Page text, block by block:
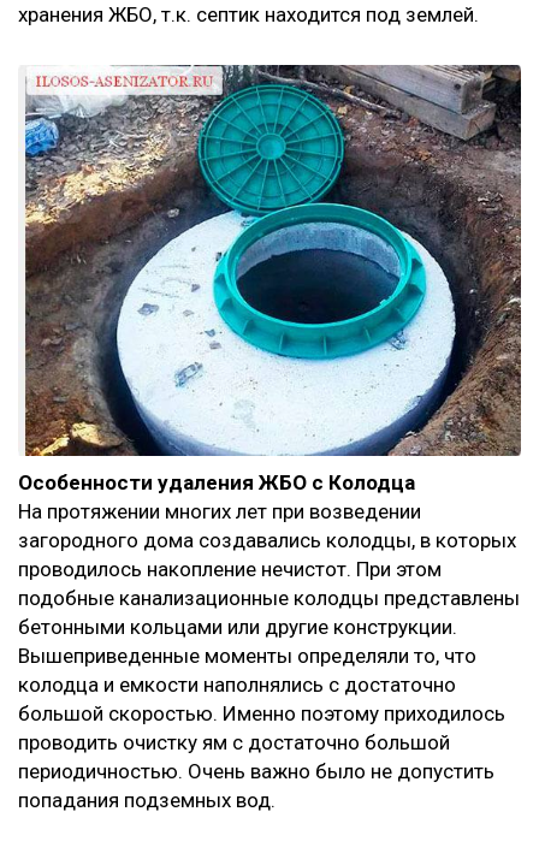
хранения ЖБО, т.к. септик находится под землей.
Особенности удаления ЖБО с Колодца
На протяжении многих лет при возведении
загородного дома создавались колодцы, в которых
проводилось накопление нечистот. При этом
подобные канализационные колодцы представлены
бетонными кольцами или другие конструкции.
Вышеприведенные моменты определяли то, что
колодца и емкости наполнялись с достаточно
большой скоростью. Именно поэтому приходилось
проводить очистку ям с достаточно большой
периодичностью. Очень важно было не допустить
попадания подземных вод.